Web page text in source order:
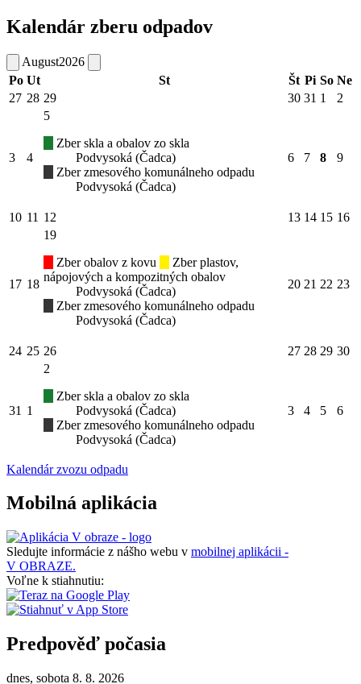
Kalendár zberu odpadov
August2026
Po Ut St Št Pi So Ne
27 28 29 30 31 1 2
3 4
5
Zber skla a obalov zo skla
Podvysoká (Čadca)
Zber zmesového komunálneho odpadu
Podvysoká (Čadca)
6 7 8 9
10 11 12 13 14 15 16
17 18
19
Zber obalov z kovu
Zber plastov,
nápojových a kompozitných obalov
Podvysoká (Čadca)
Zber zmesového komunálneho odpadu
Podvysoká (Čadca)
20 21 22 23
24 25 26 27 28 29 30
31 1
2
Zber skla a obalov zo skla
Podvysoká (Čadca)
Zber zmesového komunálneho odpadu
Podvysoká (Čadca)
3 4 5 6
Kalendár zvozu odpadu
Mobilná aplikácia
Sledujte informácie z nášho webu v mobilnej aplikácii -
V OBRAZE.
Voľne k stiahnutiu:
Predpověď počasia
dnes, sobota 8. 8. 2026